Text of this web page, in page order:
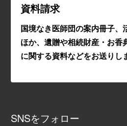
資料請求
国境なき医師団の案内冊子、
ほか、遺贈や相続財産・お香
に関する資料などをお送りし
SNSをフォロー